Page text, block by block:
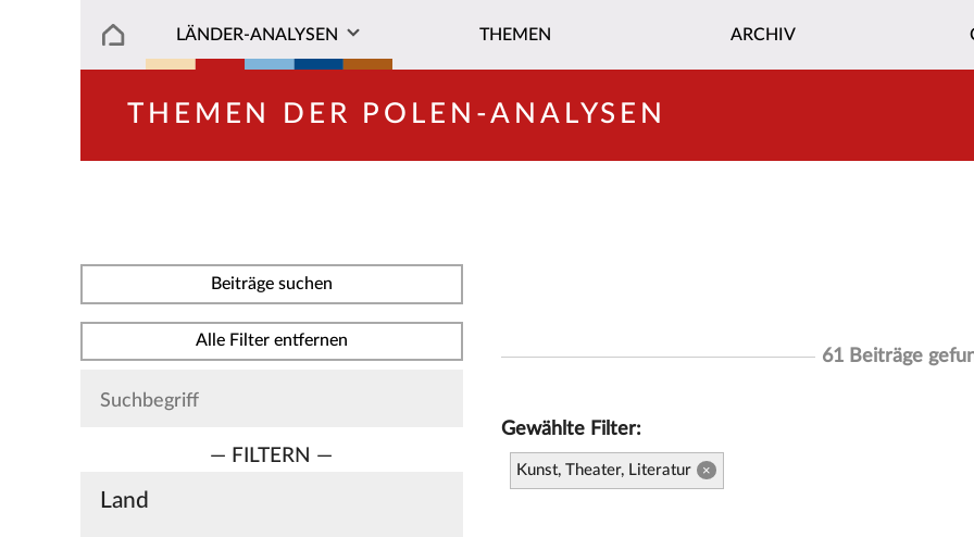
LÄNDER-ANALYSEN THEMEN ARCHIV
THEMEN DER POLEN-ANALYSEN
Beiträge suchen
Alle Filter entfernen
— FILTERN —
Land
61 Beiträge
Gewählte Filter:
Kunst, Theater, Literatur ×